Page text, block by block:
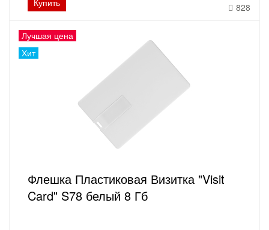
Купить 828
Лучшая цена
Хит
Флешка Пластиковая Визитка "Visit
Card" S78 белый 8 Гб